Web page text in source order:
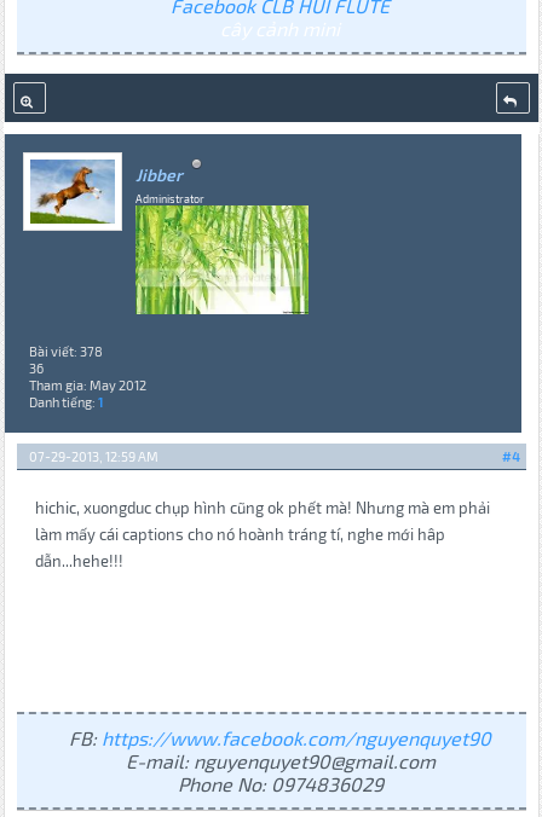
Facebook CLB HUI FLUTE
cây cảnh mini
Jibber
Administrator
Bài viết: 378
36
Tham gia: May 2012
Danh tiếng: 1
#4
07-29-2013, 12:59 AM
hichic, xuongduc chụp hình cũng ok phết mà! Nhưng mà em phải
làm mấy cái captions cho nó hoành tráng tí, nghe mới hâp
dẫn...hehe!!!
FB: https://www.facebook.com/nguyenquyet90
E-mail: nguyenquyet90@gmail.com
Phone No: 0974836029